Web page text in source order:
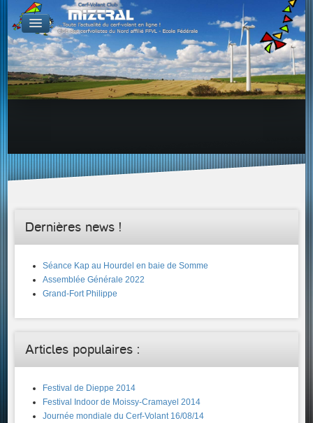
De par le monde
GALERIES
Galerie Photo
Galerie KAP
Galerie Vidéo
Proposer un lien sur votre site Web
Proposer un nouveau lien !
Dernières news !
Séance Kap au Hourdel en baie de Somme
Assemblée Générale 2022
Grand-Fort Philippe
Articles populaires :
Festival de Dieppe 2014
Festival Indoor de Moissy-Cramayel 2014
Journée mondiale du Cerf-Volant 16/08/14